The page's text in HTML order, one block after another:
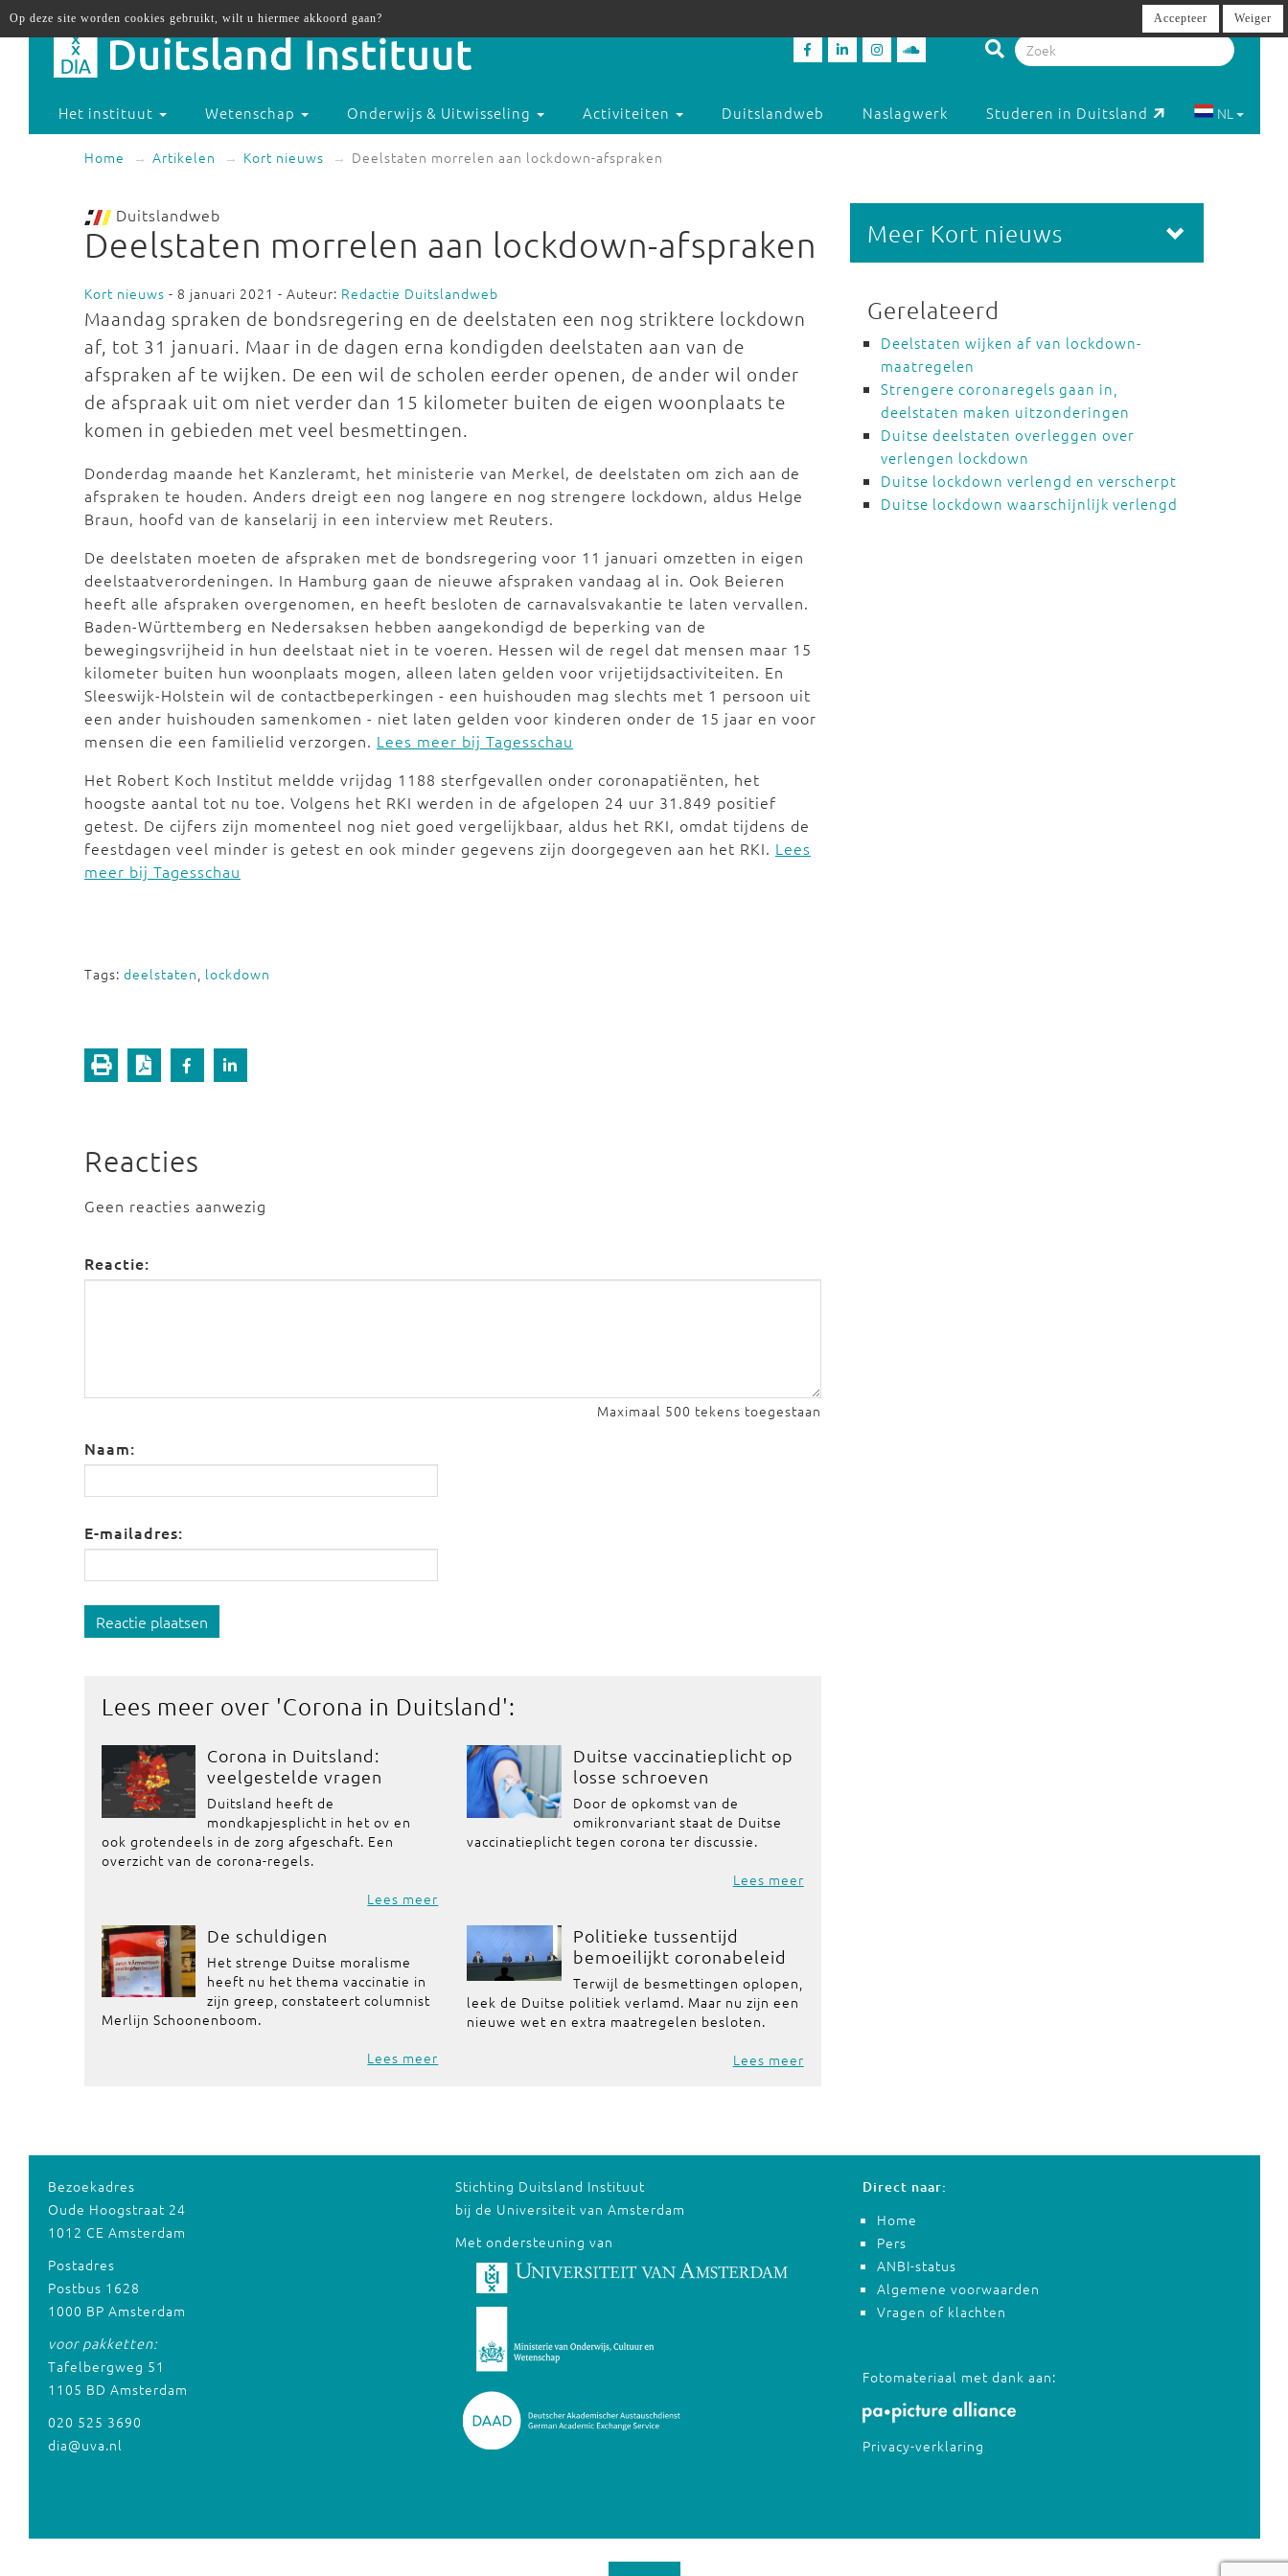
Het instituut Wetenschap Onderwijs & Uitwisseling Activiteiten Duitslandweb Naslagwerk Studeren in Duitsland NL
Home Artikelen Kort nieuws Deelstaten morrelen aan lockdown-afspraken
Duitslandweb
Deelstaten morrelen aan lockdown-afspraken
Kort nieuws - 8 januari 2021 - Auteur: Redactie Duitslandweb
Maandag spraken de bondsregering en de deelstaten een nog striktere lockdown
af, tot 31 januari. Maar in de dagen erna kondigden deelstaten aan van de
afspraken af te wijken. De een wil de scholen eerder openen, de ander wil onder
de afspraak uit om niet verder dan 15 kilometer buiten de eigen woonplaats te
komen in gebieden met veel besmettingen.
Donderdag maande het Kanzleramt, het ministerie van Merkel, de deelstaten om zich aan de
afspraken te houden. Anders dreigt een nog langere en nog strengere lockdown, aldus Helge
Braun, hoofd van de kanselarij in een interview met Reuters.
De deelstaten moeten de afspraken met de bondsregering voor 11 januari omzetten in eigen
deelstaatverordeningen. In Hamburg gaan de nieuwe afspraken vandaag al in. Ook Beieren
heeft alle afspraken overgenomen, en heeft besloten de carnavalsvakantie te laten vervallen.
Baden-Württemberg en Nedersaksen hebben aangekondigd de beperking van de
bewegingsvrijheid in hun deelstaat niet in te voeren. Hessen wil de regel dat mensen maar 15
kilometer buiten hun woonplaats mogen, alleen laten gelden voor vrijetijdsactiviteiten. En
Sleeswijk-Holstein wil de contactbeperkingen - een huishouden mag slechts met 1 persoon uit
een ander huishouden samenkomen - niet laten gelden voor kinderen onder de 15 jaar en voor
mensen die een familielid verzorgen. Lees meer bij Tagesschau
Het Robert Koch Institut meldde vrijdag 1188 sterfgevallen onder coronapatiënten, het
hoogste aantal tot nu toe. Volgens het RKI werden in de afgelopen 24 uur 31.849 positief
getest. De cijfers zijn momenteel nog niet goed vergelijkbaar, aldus het RKI, omdat tijdens de
feestdagen veel minder is getest en ook minder gegevens zijn doorgegeven aan het RKI. Lees
meer bij Tagesschau
Tags: deelstaten, lockdown
Reacties
Geen reacties aanwezig
Reactie:
Maximaal 500 tekens toegestaan
Naam:
E-mailadres:
Reactie plaatsen
Lees meer over 'Corona in Duitsland':
Corona in Duitsland:
veelgestelde vragen
Duitsland heeft de
mondkapjesplicht in het ov en
ook grotendeels in de zorg afgeschaft. Een
overzicht van de corona-regels.
Lees meer
Duitse vaccinatieplicht op
losse schroeven
Door de opkomst van de
omikronvariant staat de Duitse
vaccinatieplicht tegen corona ter discussie.
Lees meer
De schuldigen
Het strenge Duitse moralisme
heeft nu het thema vaccinatie in
zijn greep, constateert columnist
Merlijn Schoonenboom.
Lees meer
Politieke tussentijd
bemoeilijkt coronabeleid
Terwijl de besmettingen oplopen,
leek de Duitse politiek verlamd. Maar nu zijn een
nieuwe wet en extra maatregelen besloten.
Lees meer
Meer Kort nieuws
Gerelateerd
Deelstaten wijken af van lockdown-
maatregelen
Strengere coronaregels gaan in,
deelstaten maken uitzonderingen
Duitse deelstaten overleggen over
verlengen lockdown
Duitse lockdown verlengd en verscherpt
Duitse lockdown waarschijnlijk verlengd
Bezoekadres
Oude Hoogstraat 24
1012 CE Amsterdam
Postadres
Postbus 1628
1000 BP Amsterdam
voor pakketten:
Tafelbergweg 51
1105 BD Amsterdam
020 525 3690
dia@uva.nl
Stichting Duitsland Instituut
bij de Universiteit van Amsterdam
Met ondersteuning van
Direct naar:
Home
Pers
ANBI-status
Algemene voorwaarden
Vragen of klachten
Fotomateriaal met dank aan:
Privacy-verklaring
Op deze site worden cookies gebruikt, wilt u hiermee akkoord gaan? Accepteer Weiger